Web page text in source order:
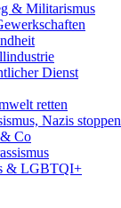
& Militarismus
Dienst
retten
Nazis stoppen
Co
& LGBTQI+